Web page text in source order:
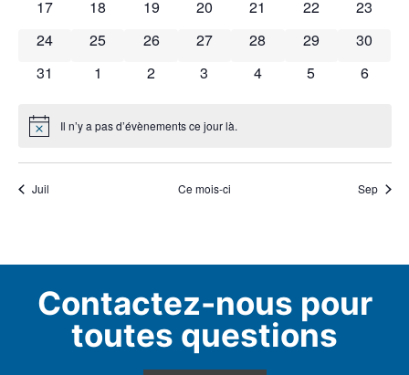
0 évènements
17 0 évènements
18 0 évènements
19 0 évènements
20 0 évènements
21 0 évènements
22 0
23
0 évènements
24 0 évènements
25 0 évènements
26 0 évènements
27 0 évènements
28 0 évènements
29 0
30
0 évènements
31 0 évènements
1 0 évènements
2 0 évènements
3 0 évènements
4 0 évènements
5 0
6
Notice Il n’y a pas d’évènements ce jour là.
Juil Ce mois-ci Sep
Contactez-nous pour
toutes questions